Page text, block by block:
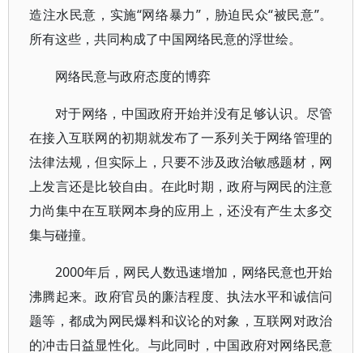
造注水民意，实施“网络暴力”，胁迫民众“被民意”。
所有这些，共同构成了中国网络民意的浮世绘。
网络民意与政府态度的博弈
对于网络，中国政府开始并没有足够认识。尽管
在接入互联网的初期就发布了一系列关于网络管理的
法律法规，但实际上，只要不涉及政治敏感题材，网
上发言还是比较自由。在此时期，政府与网民的注意
力尚集中在互联网本身的应用上，还没有产生太多交
集与碰撞。
2000年后，网民人数迅速增加，网络民意也开始
沸腾起来。政府官员的廉洁程度、执法水平和诚信问
题等，都成为网民爆料和议论的对象，互联网对政治
的冲击日益显性化。与此同时，中国政府对网络民意